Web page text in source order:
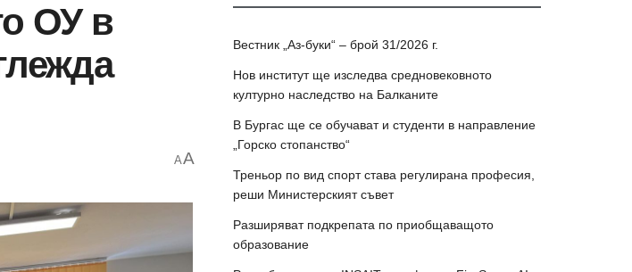
ОУ в
AA
Вестник „Аз-буки“ – брой 31/2026 г.
Нов институт ще изследва средновековното
културно наследство на Балканите
В Бургас ще се обучават и студенти в направление
„Горско стопанство“
Треньор по вид спорт става регулирана професия,
реши Министерският съвет
Разширяват подкрепата по приобщаващото
образование